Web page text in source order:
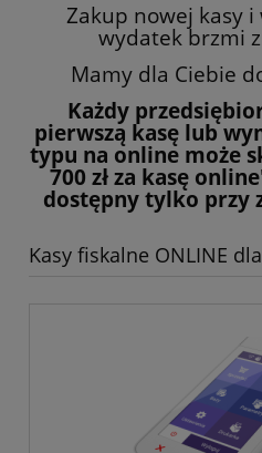
Zakup nowej kasy i
wydatek brzmi
Mamy dla Ciebie
Każdy
pierwszą kasę lub
typu na online może
700 zł za kasę
dostępny tylko przy
Kasy fiskalne ONLINE